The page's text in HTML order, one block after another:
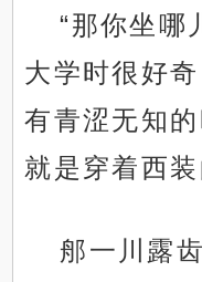
“那你坐哪
大学时很好
有青涩无知
就是穿着西装
郍一川露